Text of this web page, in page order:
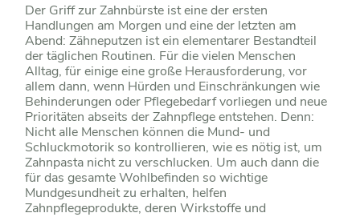
Der Griff zur Zahnbürste ist eine der ersten
Handlungen am Morgen und eine der letzten am
Abend: Zähneputzen ist ein elementarer Bestandteil
der täglichen Routinen. Für die vielen Menschen
Alltag, für einige eine große Herausforderung, vor
allem dann, wenn Hürden und Einschränkungen wie
Behinderungen oder Pflegebedarf vorliegen und neue
Prioritäten abseits der Zahnpflege entstehen. Denn:
Nicht alle Menschen können die Mund- und
Schluckmotorik so kontrollieren, wie es nötig ist, um
Zahnpasta nicht zu verschlucken. Um auch dann die
für das gesamte Wohlbefinden so wichtige
Mundgesundheit zu erhalten, helfen
Zahnpflegeprodukte, deren Wirkstoffe und